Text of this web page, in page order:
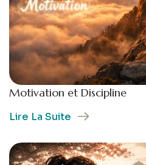
Motivation et Discipline
Lire La Suite